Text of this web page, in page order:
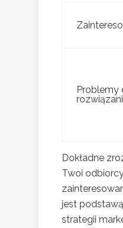
Problemy
Dokładne
Twoi
jest
strategii